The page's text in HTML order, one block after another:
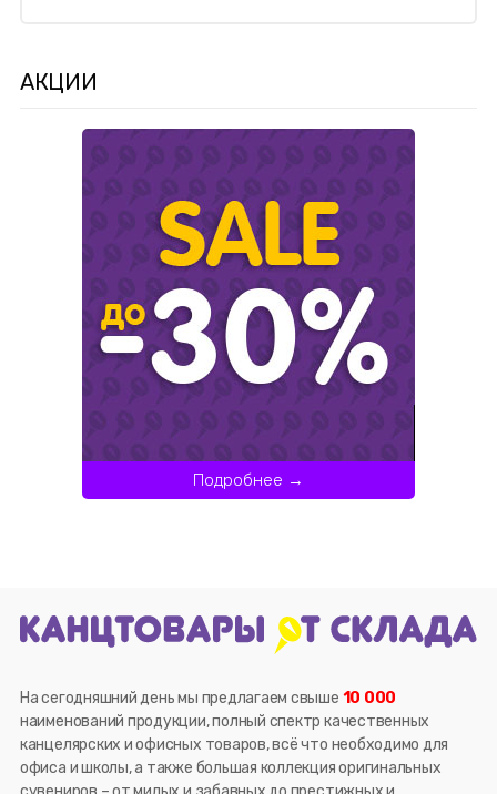
АКЦИИ
Подробнее →
На сегодняшний день мы предлагаем свыше 10 000
наименований продукции, полный спектр качественных
канцелярских и офисных товаров, всё что необходимо для
офиса и школы, а также большая коллекция оригинальных